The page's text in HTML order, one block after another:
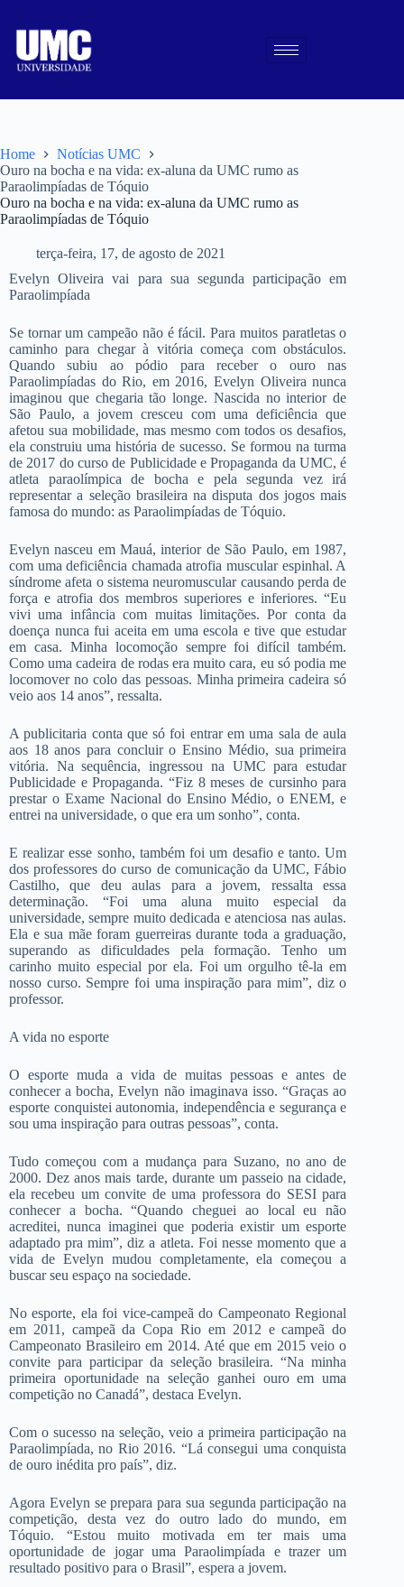
Home
Notícias UMC
Ouro na bocha e na vida: ex-aluna da UMC rumo as
Paraolimpíadas de Tóquio
Ouro na bocha e na vida: ex-aluna da UMC rumo as
Paraolimpíadas de Tóquio
terça-feira, 17, de agosto de 2021
Evelyn Oliveira vai para sua segunda participação em
Paraolimpíada
Se tornar um campeão não é fácil. Para muitos paratletas o
caminho para chegar à vitória começa com obstáculos.
Quando subiu ao pódio para receber o ouro nas
Paraolimpíadas do Rio, em 2016, Evelyn Oliveira nunca
imaginou que chegaria tão longe. Nascida no interior de
São Paulo, a jovem cresceu com uma deficiência que
afetou sua mobilidade, mas mesmo com todos os desafios,
ela construiu uma história de sucesso. Se formou na turma
de 2017 do curso de Publicidade e Propaganda da UMC, é
atleta paraolímpica de bocha e pela segunda vez irá
representar a seleção brasileira na disputa dos jogos mais
famosa do mundo: as Paraolimpíadas de Tóquio.
Evelyn nasceu em Mauá, interior de São Paulo, em 1987,
com uma deficiência chamada atrofia muscular espinhal. A
síndrome afeta o sistema neuromuscular causando perda de
força e atrofia dos membros superiores e inferiores. “Eu
vivi uma infância com muitas limitações. Por conta da
doença nunca fui aceita em uma escola e tive que estudar
em casa. Minha locomoção sempre foi difícil também.
Como uma cadeira de rodas era muito cara, eu só podia me
locomover no colo das pessoas. Minha primeira cadeira só
veio aos 14 anos”, ressalta.
A publicitaria conta que só foi entrar em uma sala de aula
aos 18 anos para concluir o Ensino Médio, sua primeira
vitória. Na sequência, ingressou na UMC para estudar
Publicidade e Propaganda. “Fiz 8 meses de cursinho para
prestar o Exame Nacional do Ensino Médio, o ENEM, e
entrei na universidade, o que era um sonho”, conta.
E realizar esse sonho, também foi um desafio e tanto. Um
dos professores do curso de comunicação da UMC, Fábio
Castilho, que deu aulas para a jovem, ressalta essa
determinação. “Foi uma aluna muito especial da
universidade, sempre muito dedicada e atenciosa nas aulas.
Ela e sua mãe foram guerreiras durante toda a graduação,
superando as dificuldades pela formação. Tenho um
carinho muito especial por ela. Foi um orgulho tê-la em
nosso curso. Sempre foi uma inspiração para mim”, diz o
professor.
A vida no esporte
O esporte muda a vida de muitas pessoas e antes de
conhecer a bocha, Evelyn não imaginava isso. “Graças ao
esporte conquistei autonomia, independência e segurança e
sou uma inspiração para outras pessoas”, conta.
Tudo começou com a mudança para Suzano, no ano de
2000. Dez anos mais tarde, durante um passeio na cidade,
ela recebeu um convite de uma professora do SESI para
conhecer a bocha. “Quando cheguei ao local eu não
acreditei, nunca imaginei que poderia existir um esporte
adaptado pra mim”, diz a atleta. Foi nesse momento que a
vida de Evelyn mudou completamente, ela começou a
buscar seu espaço na sociedade.
No esporte, ela foi vice-campeã do Campeonato Regional
em 2011, campeã da Copa Rio em 2012 e campeã do
Campeonato Brasileiro em 2014. Até que em 2015 veio o
convite para participar da seleção brasileira. “Na minha
primeira oportunidade na seleção ganhei ouro em uma
competição no Canadá”, destaca Evelyn.
Com o sucesso na seleção, veio a primeira participação na
Paraolimpíada, no Rio 2016. “Lá consegui uma conquista
de ouro inédita pro país”, diz.
Agora Evelyn se prepara para sua segunda participação na
competição, desta vez do outro lado do mundo, em
Tóquio. “Estou muito motivada em ter mais uma
oportunidade de jogar uma Paraolimpíada e trazer um
resultado positivo para o Brasil”, espera a jovem.